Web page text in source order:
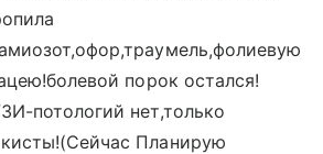
порок остался!
потологий нет,только
Планирую